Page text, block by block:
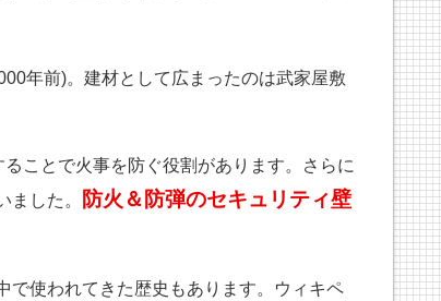
年前)。建材として広まったのは武家屋敷
ことで火事を防ぐ役割があります。さらに
した。
防火＆防弾のセキュリティ壁
で使われてきた歴史もあります。ウィキペ